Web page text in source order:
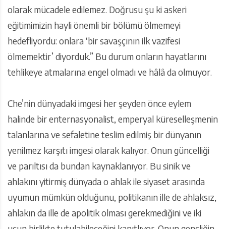
olarak mücadele edilemez. Doğrusu şu ki askeri
eğitimimizin hayli önemli bir bölümü ölmemeyi
hedefliyordu: onlara ‘bir savaşçının ilk vazifesi
ölmemektir’ diyorduk.” Bu durum onların hayatlarını
tehlikeye atmalarına engel olmadı ve hâlâ da olmuyor.
Che’nin dünyadaki imgesi her şeyden önce eylem
halinde bir enternasyonalist, emperyal küreselleşmenin
talanlarına ve sefaletine teslim edilmiş bir dünyanın
yenilmez karşıtı imgesi olarak kalıyor. Onun güncelliği
ve parıltısı da bundan kaynaklanıyor. Bu sinik ve
ahlakını yitirmiş dünyada o ahlak ile siyaset arasında
uyumun mümkün olduğunu, politikanın ille de ahlaksız,
ahlakın da ille de apolitik olması gerekmediğini ve iki